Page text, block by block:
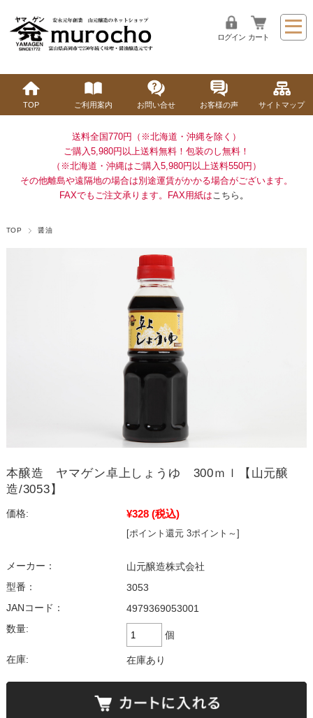
ログイン カート
TOP ご利用案内 お問い合せ お客様の声 サイトマップ
送料全国770円（※北海道・沖縄を除く）
ご購入5,980円以上送料無料！ 包装のし無料！
（※北海道・沖縄はご購入5,980円以上送料550円）
その他離島や遠隔地の場合は別途運賃がかかる場合がございます。
FAXでもご注文承ります。FAX用紙は こちら 。
TOP 醤油
本醸造 ヤマゲン卓上しょうゆ 300ｍｌ【山元醸
造/3053】
価格: ¥328 (税込)
[ポイント還元 3ポイント～]
メーカー：
山元醸造株式会社
型番：
3053
JANコード：
4979369053001
数量:
個
在庫: 在庫あり